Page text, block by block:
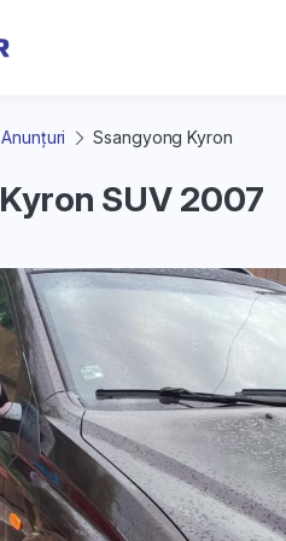
Anunțuri Ssangyong Kyron
SUV 2007